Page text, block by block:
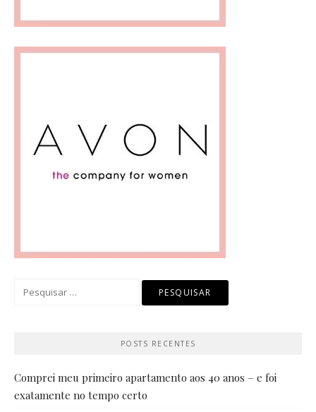
POSTS RECENTES
Comprei meu primeiro apartamento aos 40 anos – e foi
exatamente no tempo certo